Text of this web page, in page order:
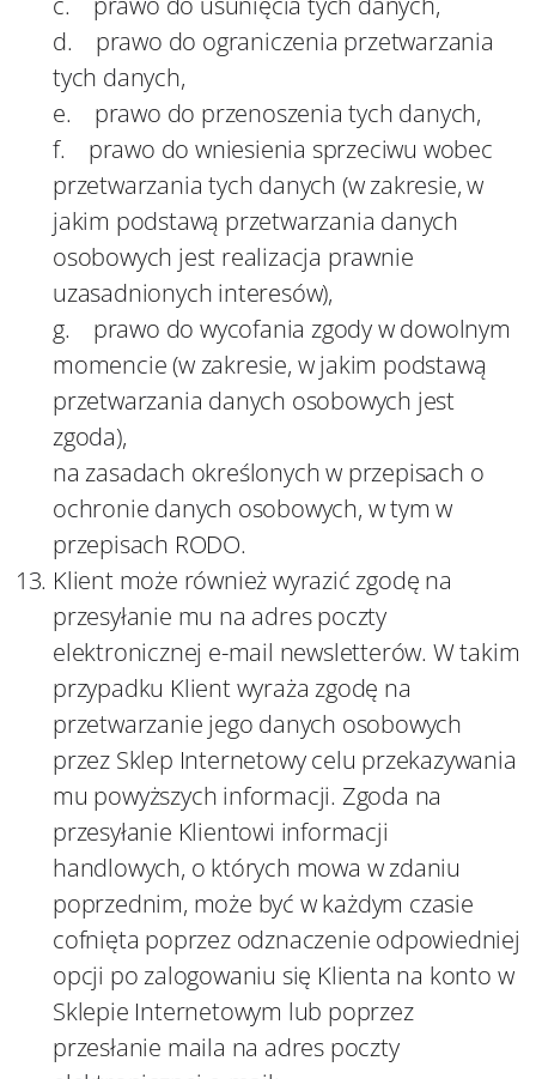
d. prawo do ograniczenia przetwarzania
tych danych,
e. prawo do przenoszenia tych danych,
f. prawo do wniesienia sprzeciwu wobec
przetwarzania tych danych (w zakresie, w
jakim podstawą przetwarzania danych
osobowych jest realizacja prawnie
uzasadnionych interesów),
g. prawo do wycofania zgody w dowolnym
momencie (w zakresie, w jakim podstawą
przetwarzania danych osobowych jest
zgoda),
na zasadach określonych w przepisach o
ochronie danych osobowych, w tym w
przepisach RODO.
Klient może również wyrazić zgodę na
przesyłanie mu na adres poczty
elektronicznej e-mail newsletterów. W takim
przypadku Klient wyraża zgodę na
przetwarzanie jego danych osobowych
przez Sklep Internetowy celu przekazywania
mu powyższych informacji. Zgoda na
przesyłanie Klientowi informacji
handlowych, o których mowa w zdaniu
poprzednim, może być w każdym czasie
cofnięta poprzez odznaczenie odpowiedniej
opcji po zalogowaniu się Klienta na konto w
Sklepie Internetowym lub poprzez
przesłanie maila na adres poczty